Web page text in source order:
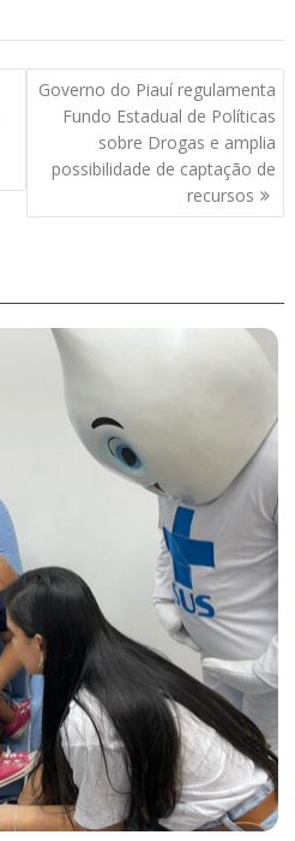
ai
l
ar
e
Governo do Piauí regulamenta
Fundo Estadual de Políticas
sobre Drogas e amplia
possibilidade de captação de
recursos